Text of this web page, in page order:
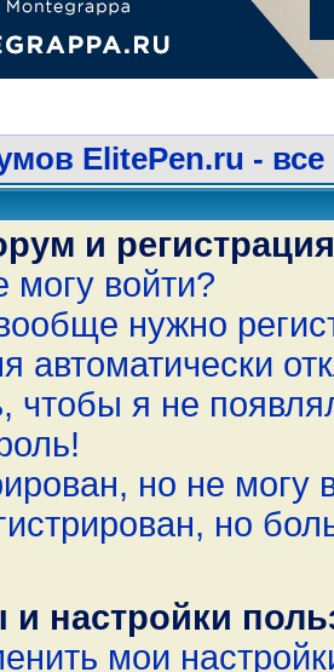
ElitePen.ru - все
и регистрация
могу войти?
нужно
автоматически
чтобы я не
но не могу
но
настройки
мои